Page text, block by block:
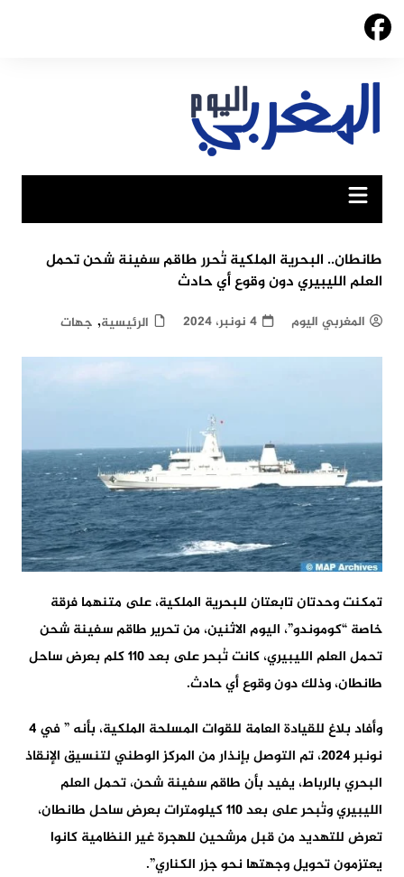
Skip
طانطان.. البحرية الملكية تُحرر طاقم سفينة شحن تحمل
العلم الليبيري دون وقوع أي حادث
المغربي اليوم 4 نونبر، 2024 الرئيسية, جهات
تمكنت وحدتان تابعتان للبحرية الملكية، على متنهما فرقة
خاصة “كوموندو”، اليوم الاثنين، من تحرير طاقم سفينة شحن
تحمل العلم الليبيري، كانت تُبحر على بعد 110 كلم بعرض ساحل
طانطان، وذلك دون وقوع أي حادث.
وأفاد بلاغ للقيادة العامة للقوات المسلحة الملكية، بأنه ” في 4
نونبر 2024، تم التوصل بإنذار من المركز الوطني لتنسيق الإنقاذ
البحري بالرباط، يفيد بأن طاقم سفينة شحن، تحمل العلم
الليبيري وتُبحر على بعد 110 كيلومترات بعرض ساحل طانطان،
تعرض للتهديد من قبل مرشحين للهجرة غير النظامية كانوا
يعتزمون تحويل وجهتها نحو جزر الكناري”.